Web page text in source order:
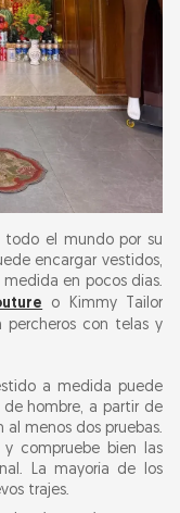
todo el mundo por su
encargar vestidos,
en pocos días.
o Kimmy Tailor
percheros con telas y
a medida puede
hombre, a partir de
menos dos pruebas.
compruebe bien las
La mayoría de los
trajes.